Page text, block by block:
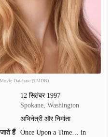
Database (TMDB)
12 सितंबर 1997
Spokane, Washington
अभिनेत्री और निर्माता
हैं
Once Upon a Time… in